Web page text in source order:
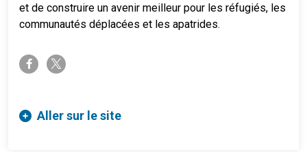
et de construire un avenir meilleur pour les réfugiés, les
communautés déplacées et les apatrides.
facebook-ftwitter-x
Aller sur le site